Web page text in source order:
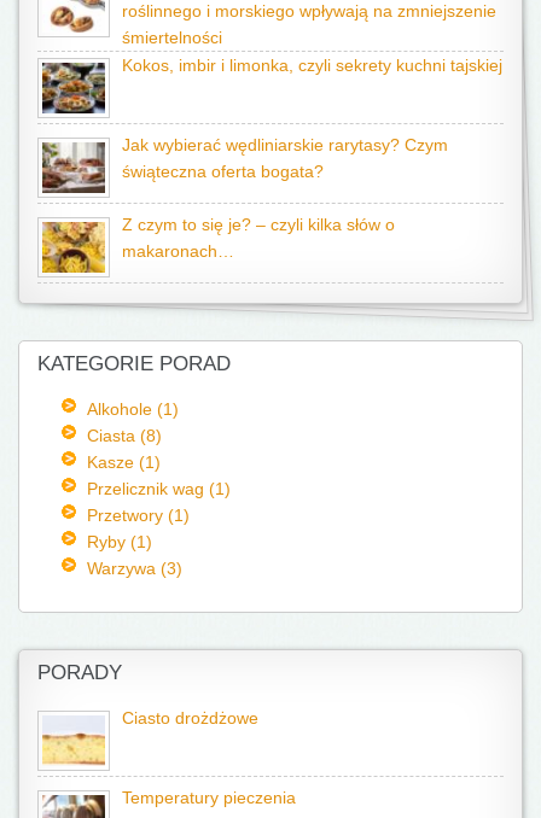
roślinnego i morskiego wpływają na zmniejszenie
śmiertelności
Kokos, imbir i limonka, czyli sekrety kuchni tajskiej
Jak wybierać wędliniarskie rarytasy? Czym
świąteczna oferta bogata?
Z czym to się je? – czyli kilka słów o
makaronach…
KATEGORIE PORAD
Alkohole (1)
Ciasta (8)
Kasze (1)
Przelicznik wag (1)
Przetwory (1)
Ryby (1)
Warzywa (3)
PORADY
Ciasto drożdżowe
Temperatury pieczenia